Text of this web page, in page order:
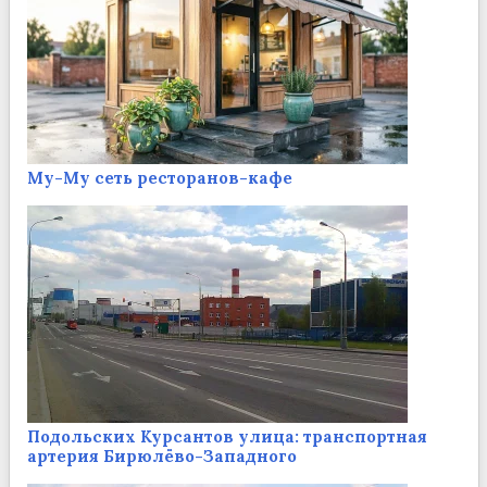
Му-Му сеть ресторанов-кафе
Подольских Курсантов улица: транспортная
артерия Бирюлёво-Западного